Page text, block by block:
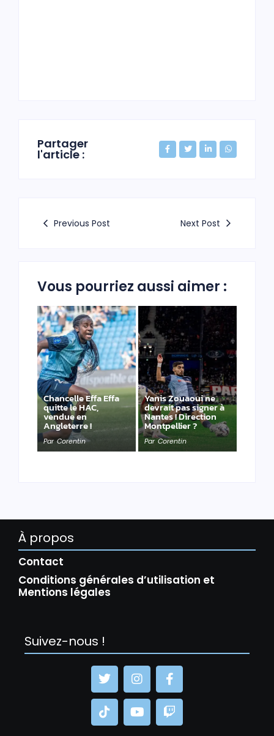
Partager
l'article :
Previous Post Next Post
Vous pourriez aussi aimer :
Chancelle Effa Effa
quitte le HAC,
vendue en
Angleterre !
Par Corentin
Yanis Zouaoui ne
devrait pas signer à
Nantes ! Direction
Montpellier ?
Par Corentin
À propos
Contact
Conditions générales d’utilisation et
Mentions légales
Suivez-nous !